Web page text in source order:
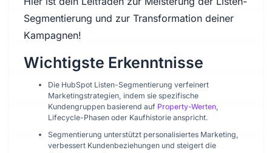
Segmentierung und zur Transformation deiner
Kampagnen!
Wichtigste Erkenntnisse
Die HubSpot Listen-Segmentierung verfeinert
Marketingstrategien, indem sie spezifische
Kundengruppen basierend auf Property-Werten,
Lifecycle-Phasen oder Kaufhistorie anspricht.
Segmentierung unterstützt personalisiertes Marketing,
verbessert Kundenbeziehungen und steigert die